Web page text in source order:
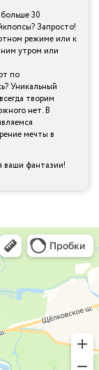
30
Запросто!
режиме или к
утром или
по
Уникальный
творим
нет. В
мечты в
ваши фантазии!